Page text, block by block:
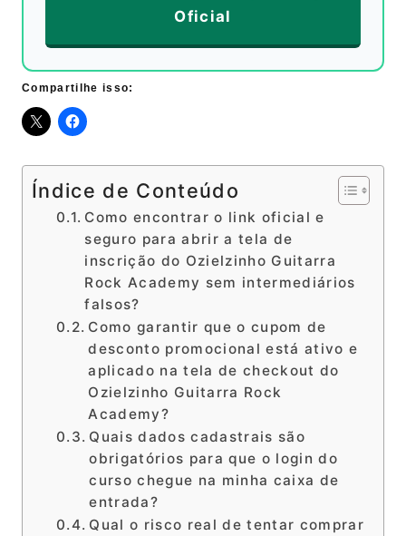
Oficial
Compartilhe isso:
Índice de Conteúdo
Como encontrar o link oficial e
seguro para abrir a tela de
inscrição do Ozielzinho Guitarra
Rock Academy sem intermediários
falsos?
Como garantir que o cupom de
desconto promocional está ativo e
aplicado na tela de checkout do
Ozielzinho Guitarra Rock
Academy?
Quais dados cadastrais são
obrigatórios para que o login do
curso chegue na minha caixa de
entrada?
Qual o risco real de tentar comprar